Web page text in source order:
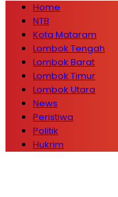
Home
NTB
Kota Mataram
Lombok Tengah
Lombok Barat
Lombok Timur
Lombok Utara
News
Peristiwa
Politik
Hukrim